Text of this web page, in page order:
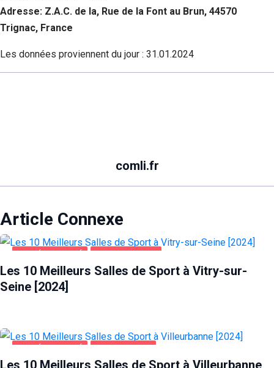
Adresse: Z.A.C. de la, Rue de la Font au Brun, 44570
Trignac, France
Les données proviennent du jour : 31.01.2024
comli.fr
Article Connexe
SANTÉ ET BEAUTÉ VITRY-SUR-SEINE
Les 10 Meilleurs Salles de Sport à Vitry-sur-
Seine [2024]
SANTÉ ET BEAUTÉ VILLEURBANNE
Les 10 Meilleurs Salles de Sport à Villeurbanne